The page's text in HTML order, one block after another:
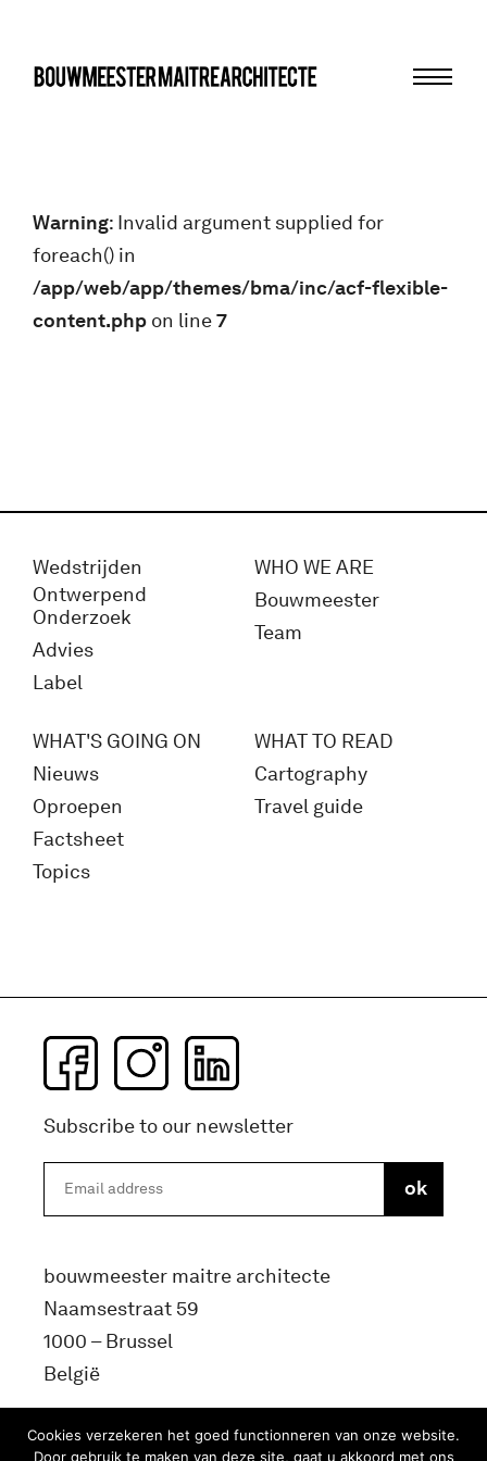
Warning: Invalid argument supplied for
foreach() in
/app/web/app/themes/bma/inc/acf-flexible-
content.php on line7
Wedstrijden
Ontwerpend
Onderzoek
Advies
Label
WHO WE ARE
Bouwmeester
Team
WHAT'S GOING ON
Nieuws
Oproepen
Factsheet
Topics
WHAT TO READ
Cartography
Travel guide
Subscribe to our newsletter
bouwmeester maitre architecte
Naamsestraat 59
1000 – Brussel
België
info@bma.brussels
Cookies verzekeren het goed functionneren van onze website.
Door gebruik te maken van deze site, gaat u akkoord met ons